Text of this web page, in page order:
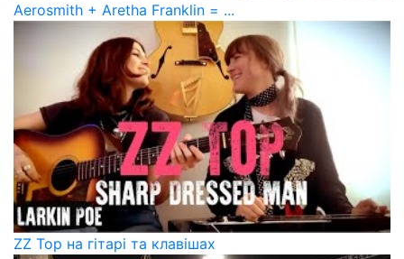
Aerosmith + Aretha Franklin = ...
ZZ Top на гітарі та клавішах